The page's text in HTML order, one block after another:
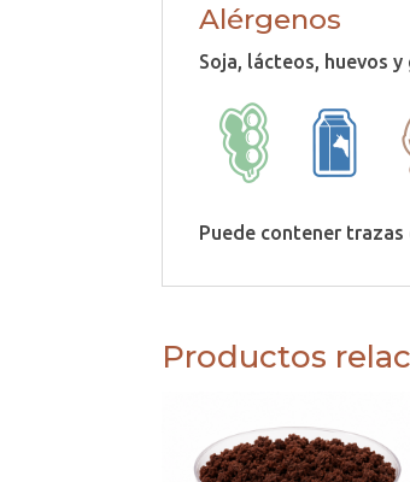
Alérgenos
Soja, lácteos, huevos y
Puede contener
Productos